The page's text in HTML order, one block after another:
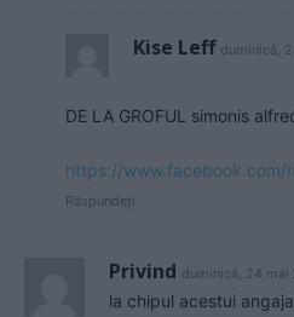
Kise Leff duminică,
DE LA GROFUL simonis
https://
Răspundeți
Privind duminică, 24 mai
la chipul acestui